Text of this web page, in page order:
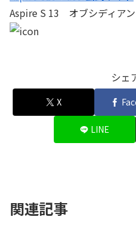
Aspire S 13 オブシディア
シェ
X
LINE
関連記事